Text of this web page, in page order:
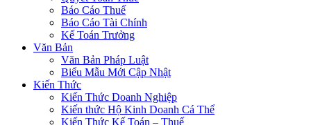
Báo Cáo Thuế
Báo Cáo Tài Chính
Kế Toán Trưởng
Văn Bản
Văn Bản Pháp Luật
Biểu Mẫu Mới Cập Nhật
Kiến Thức
Kiến Thức Doanh Nghiệp
Kiến thức Hộ Kinh Doanh Cá Thể
Kiến Thức Kế Toán – Thuế